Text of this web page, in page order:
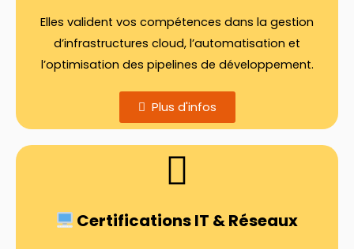
Elles valident vos compétences dans la gestion
d’infrastructures cloud, l’automatisation et
l’optimisation des pipelines de développement.
Plus d'infos
Certifications IT & Réseaux